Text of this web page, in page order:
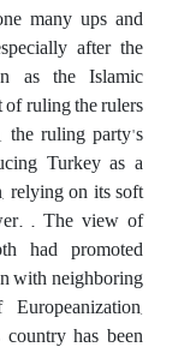
many ups and
after the
as the Islamic
ruling the rulers
the ruling party's
Turkey as a
relying on its soft
. The view of
had promoted
with neighboring
has been